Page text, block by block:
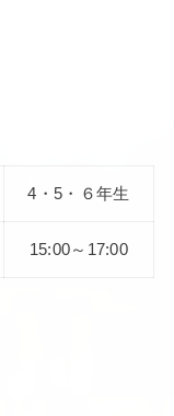
4・5・６年生
15:00～17:00